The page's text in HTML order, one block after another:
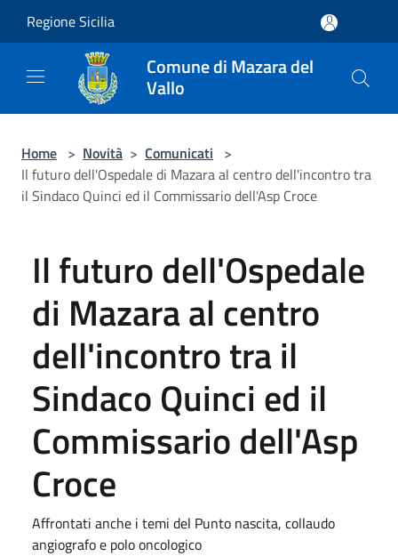
Regione Sicilia
Comune di Mazara del
Vallo
Home > Novità > Comunicati >
Il futuro dell'Ospedale di Mazara al centro dell'incontro tra
il Sindaco Quinci ed il Commissario dell'Asp Croce
Il futuro dell'Ospedale
di Mazara al centro
dell'incontro tra il
Sindaco Quinci ed il
Commissario dell'Asp
Croce
Affrontati anche i temi del Punto nascita, collaudo
angiografo e polo oncologico